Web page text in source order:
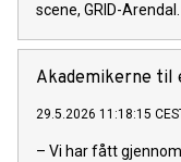
scene, GRID-Arendal.
Akademikerne til
29.5.2026 11:18:15
– Vi har fått